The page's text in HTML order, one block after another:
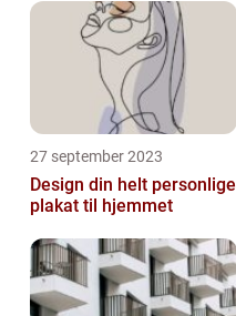
27 september 2023
Design din helt personlige
plakat til hjemmet